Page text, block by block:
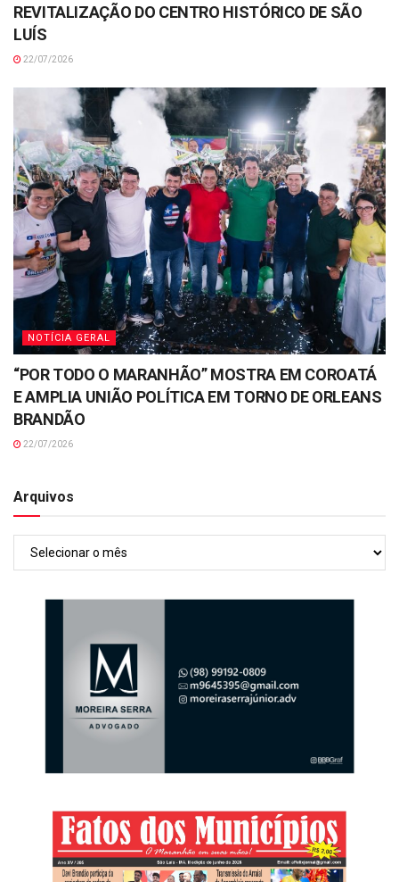
REVITALIZAÇÃO DO CENTRO HISTÓRICO DE SÃO
LUÍS
22/07/2026
NOTÍCIA GERAL
“POR TODO O MARANHÃO” MOSTRA EM COROATÁ
E AMPLIA UNIÃO POLÍTICA EM TORNO DE ORLEANS
BRANDÃO
22/07/2026
Arquivos
Arquivos